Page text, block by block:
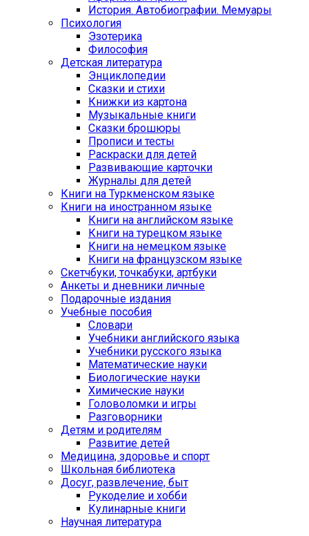
История. Автобиографии. Мемуары
Психология
Эзотерика
Философия
Детская литература
Энциклопедии
Сказки и стихи
Книжки из картона
Музыкальные книги
Сказки брошюры
Прописи и тесты
Раскраски для детей
Развивающие карточки
Журналы для детей
Книги на Туркменском языке
Книги на иностранном языке
Книги на английском языке
Книги на турецком языке
Книги на немецком языке
Книги на французском языке
Cкетчбуки, точкабуки, артбуки
Анкеты и дневники личные
Подарочные издания
Учебные пособия
Словари
Учебники английского языка
Учебники русского языка
Математические науки
Биологические науки
Химические науки
Головоломки и игры
Разговорники
Детям и родителям
Развитие детей
Медицина, здоровье и спорт
Школьная библиотека
Досуг, развлечение, быт
Рукоделие и хобби
Кулинарные книги
Научная литература